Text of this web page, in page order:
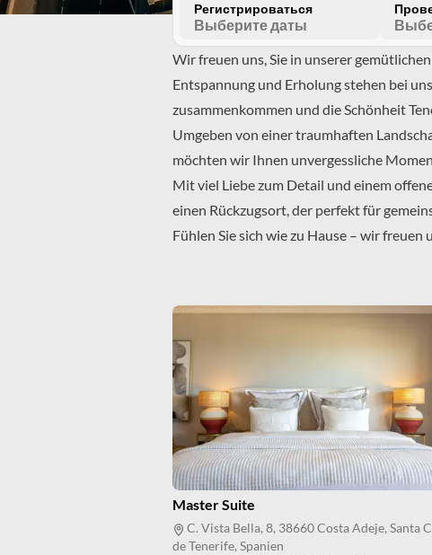
Регистрироваться
Выберите даты
Wir freuen uns, Sie in unserer
Entspannung und Erholung stehen bei
zusammenkommen und die Schönheit
Umgeben von einer traumhaften
möchten wir Ihnen unvergessliche
Mit viel Liebe zum Detail und einem
einen Rückzugsort, der perfekt für
Fühlen Sie sich wie zu Hause – wir freuen
Master Suite
C. Vista Bella, 8, 38660 Costa Adeje, Santa
de Tenerife, Spanien